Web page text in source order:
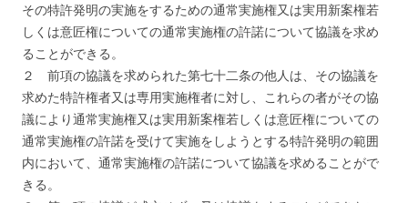
その特許発明の実施をするための通常実施権又は実用新案権若
しくは意匠権についての通常実施権の許諾について協議を求め
ることができる。
２ 前項の協議を求められた第七十二条の他人は、その協議を
求めた特許権者又は専用実施権者に対し、これらの者がその協
議により通常実施権又は実用新案権若しくは意匠権についての
通常実施権の許諾を受けて実施をしようとする特許発明の範囲
内において、通常実施権の許諾について協議を求めることがで
きる。